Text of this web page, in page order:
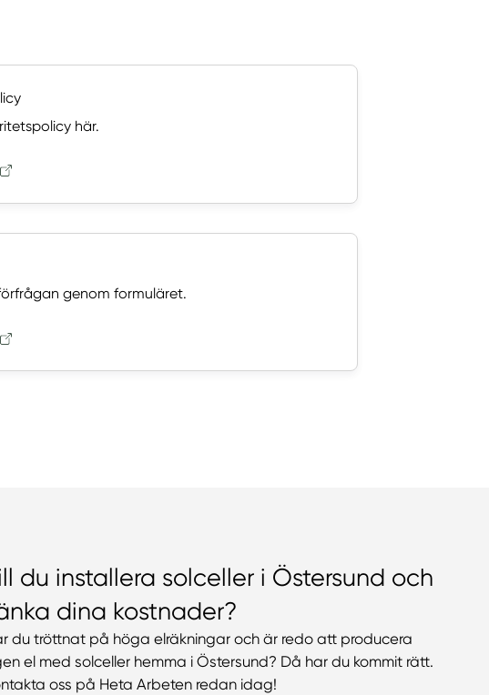
här.
genom formuläret.
du installera solceller i Östersund och
dina kostnader?
du tröttnat på höga elräkningar och är redo att producera
el med solceller hemma i Östersund? Då har du kommit rätt.
oss på Heta Arbeten redan idag!